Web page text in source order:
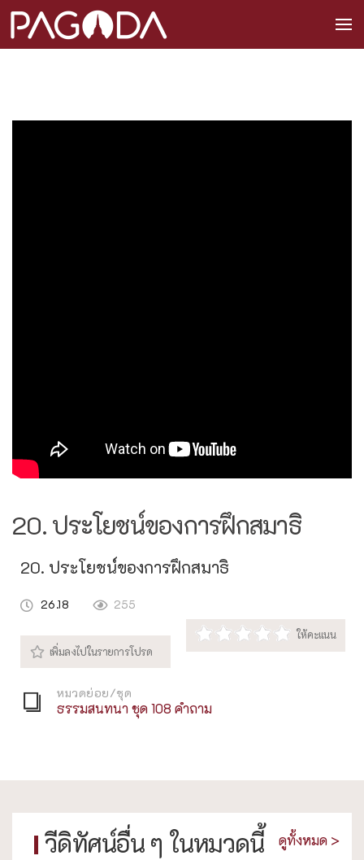
20. ประโยชน์ของการฝึกสมาธิ
20. ประโยชน์ของการฝึกสมาธิ
26.18 255
หมวดย่อย/ชุด
ธรรมสนทนา ชุด 108 คำถาม
วีดิทัศน์อื่น ๆ ในหมวดนี้ ดูทั้งหมด >